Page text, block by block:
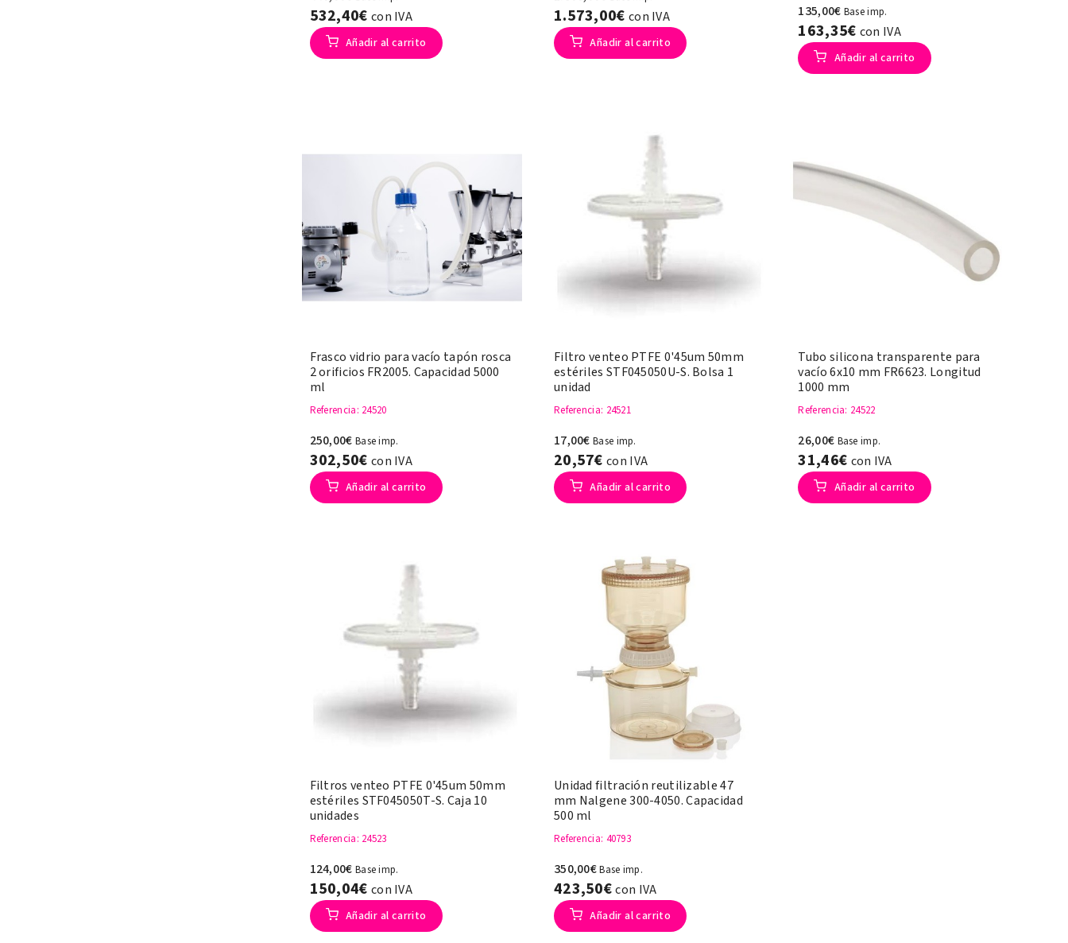
532,40€ con IVA
Añadir al carrito
1.573,00€ con IVA
Añadir al carrito
135,00€ Base imp.
163,35€ con IVA
Añadir al carrito
Frasco vidrio para vacío tapón rosca
2 orificios FR2005. Capacidad 5000
ml
Referencia: 24520
250,00€ Base imp.
302,50€ con IVA
Añadir al carrito
Filtro venteo PTFE 0'45um 50mm
estériles STF045050U-S. Bolsa 1
unidad
Referencia: 24521
17,00€Base imp.
20,57€con IVA
Añadir al carrito
Tubo silicona transparente para
vacío 6x10 mm FR6623. Longitud
1000 mm
Referencia: 24522
26,00€ Base imp.
31,46€ con IVA
Añadir al carrito
Filtros venteo PTFE 0'45um 50mm
estériles STF045050T-S. Caja 10
unidades
Referencia: 24523
124,00€ Base imp.
150,04€ con IVA
Añadir al carrito
Unidad filtración reutilizable 47
mm Nalgene 300-4050. Capacidad
500 ml
Referencia: 40793
350,00€Base imp.
423,50€con IVA
Añadir al carrito